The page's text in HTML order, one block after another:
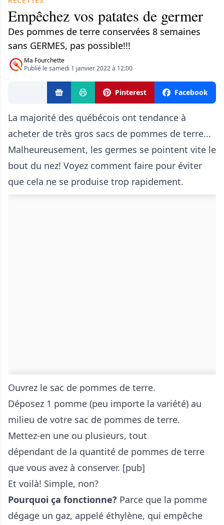
Empêchez vos patates de germer
Des pommes de terre conservées 8 semaines
sans GERMES, pas possible!!!
Ma Fourchette
Publié le samedi 1 janvier 2022 à 12:00
Pinterest Facebook
La majorité des québécois ont tendance à
acheter de très gros sacs de pommes de terre...
Malheureusement, les germes se pointent vite le
bout du nez! Voyez comment faire pour éviter
que cela ne se produise trop rapidement.
Ouvrez le sac de pommes de terre.
Déposez 1 pomme (peu importe la variété) au
milieu de votre sac de pommes de terre.
Mettez-en une ou plusieurs, tout
dépendant de la quantité de pommes de terre
que vous avez à conserver. [pub]
Et voilà! Simple, non?
Pourquoi ça fonctionne? Parce que la pomme
dégage un gaz, appelé éthylène, qui empêche